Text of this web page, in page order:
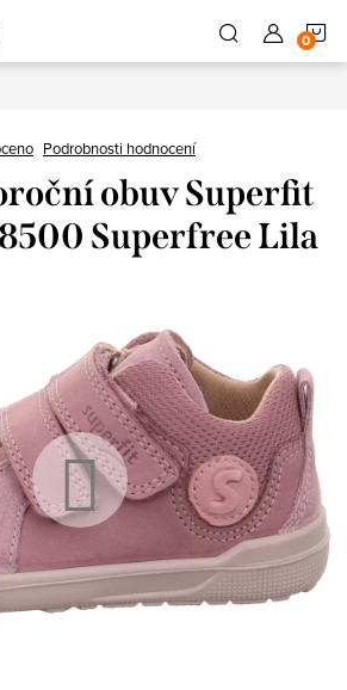
Podrobnosti hodnocení
obuv Superfit
Superfree Lila